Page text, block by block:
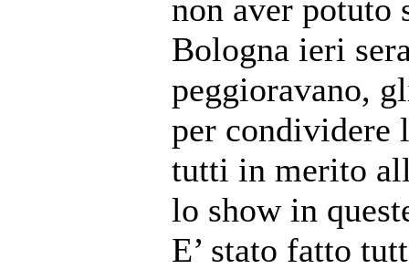
non aver potuto
Bologna ieri
peggioravano,
per condividere
tutti in merito
lo show in
E’ stato fatto